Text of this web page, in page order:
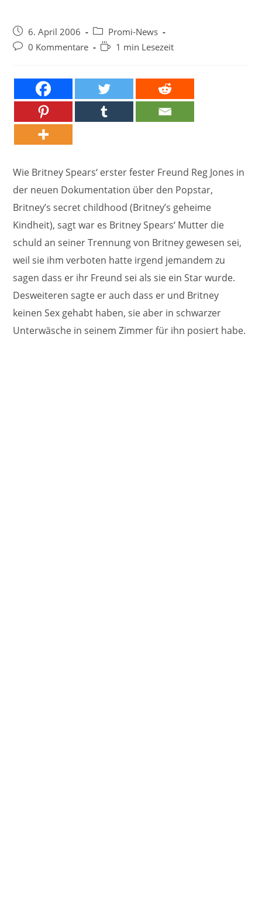
Beitrag
veröffentlicht:
6. April 2006
Beitrags-
Kategorie:
Promi-News
Beitrags-
0 Kommentare Lesedauer:
1 min Lesezeit
Wie Britney Spears‘ erster fester Freund Reg Jones in
der neuen Dokumentation über den Popstar,
Britney’s secret childhood (Britney’s geheime
Kindheit), sagt war es Britney Spears‘ Mutter die
schuld an seiner Trennung von Britney gewesen sei,
weil sie ihm verboten hatte irgend jemandem zu
sagen dass er ihr Freund sei als sie ein Star wurde.
Desweiteren sagte er auch dass er und Britney
keinen Sex gehabt haben, sie aber in schwarzer
Unterwäsche in seinem Zimmer für ihn posiert habe.